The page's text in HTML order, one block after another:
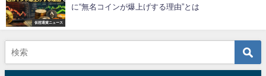
仮想通貨ニュース
に“無名コインが爆上げする理由”とは